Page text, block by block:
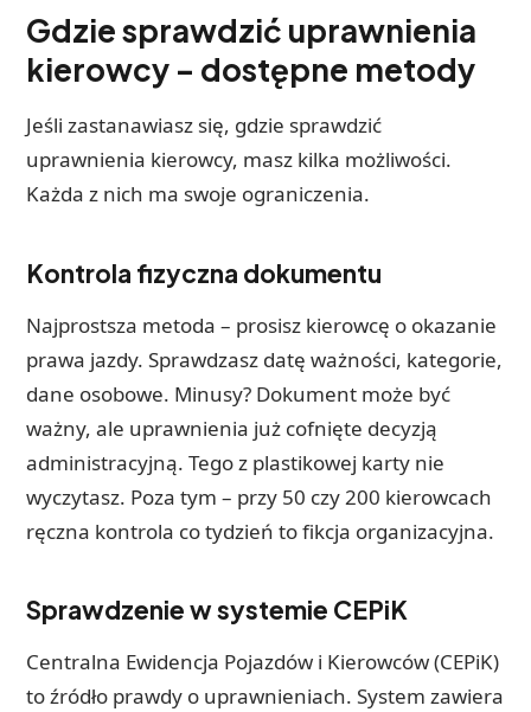
Gdzie sprawdzić uprawnienia
kierowcy – dostępne metody
Jeśli zastanawiasz się, gdzie sprawdzić
uprawnienia kierowcy, masz kilka możliwości.
Każda z nich ma swoje ograniczenia.
Kontrola fizyczna dokumentu
Najprostsza metoda – prosisz kierowcę o okazanie
prawa jazdy. Sprawdzasz datę ważności, kategorie,
dane osobowe. Minusy? Dokument może być
ważny, ale uprawnienia już cofnięte decyzją
administracyjną. Tego z plastikowej karty nie
wyczytasz. Poza tym – przy 50 czy 200 kierowcach
ręczna kontrola co tydzień to fikcja organizacyjna.
Sprawdzenie w systemie CEPiK
Centralna Ewidencja Pojazdów i Kierowców (CEPiK)
to źródło prawdy o uprawnieniach. System zawiera